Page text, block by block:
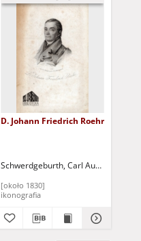
D. Johann Friedrich Roehr
Schwerdgeburth, Carl August (1785-
[około 1830]
ikonografia